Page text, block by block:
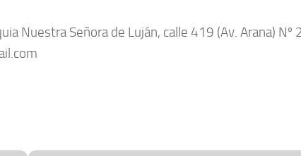
Nuestra Señora de Luján, calle 419 (Av. Arana)